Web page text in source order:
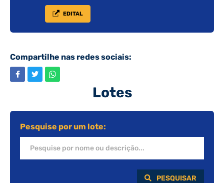
EDITAL
Compartilhe nas redes sociais:
Lotes
Pesquise por um lote:
PESQUISAR